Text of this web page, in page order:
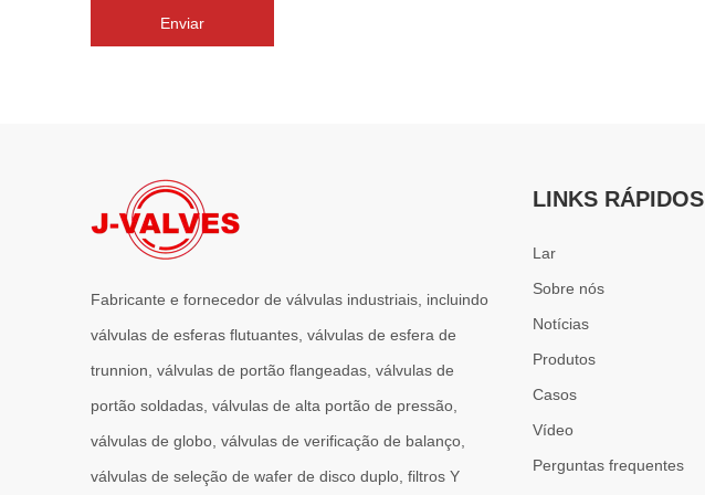
Enviar
Fabricante e fornecedor de válvulas industriais, incluindo
válvulas de esferas flutuantes, válvulas de esfera de
trunnion, válvulas de portão flangeadas, válvulas de
portão soldadas, válvulas de alta portão de pressão,
válvulas de globo, válvulas de verificação de balanço,
válvulas de seleção de wafer de disco duplo, filtros Y
LINKS RÁPIDOS
Lar
Sobre nós
Notícias
Produtos
Casos
Vídeo
Perguntas frequentes